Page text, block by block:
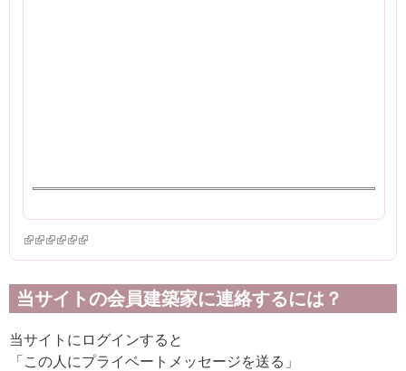
(link is external)
(link is external)
(link is external)
(link is external)
(link is external)
(link is external)
当サイトの会員建築家に連絡するには？
当サイトにログインすると
「この人にプライベートメッセージを送る」